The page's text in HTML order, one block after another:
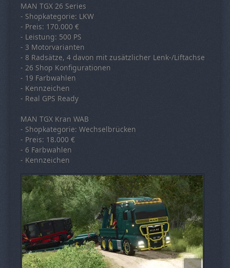
MAN TGX 26 Series
- Shopkategorie: LKW
- Preis: 170.000 €
- Leistung: 500 PS
- 3 Motorvarianten
- 8 Radsätze, 4 davon mit zusätzlicher Lenk-/Liftachse
- 26 Shop Konfigurationen
- 19 Farbwahlen
- Kennzeichen
- Real GPS Ready
MAN TGX Kran WAB
- Shopkategorie: Wechselbrücken
- Preis: 18.000 €
- 6 Farbwahlen
- Kennzeichen